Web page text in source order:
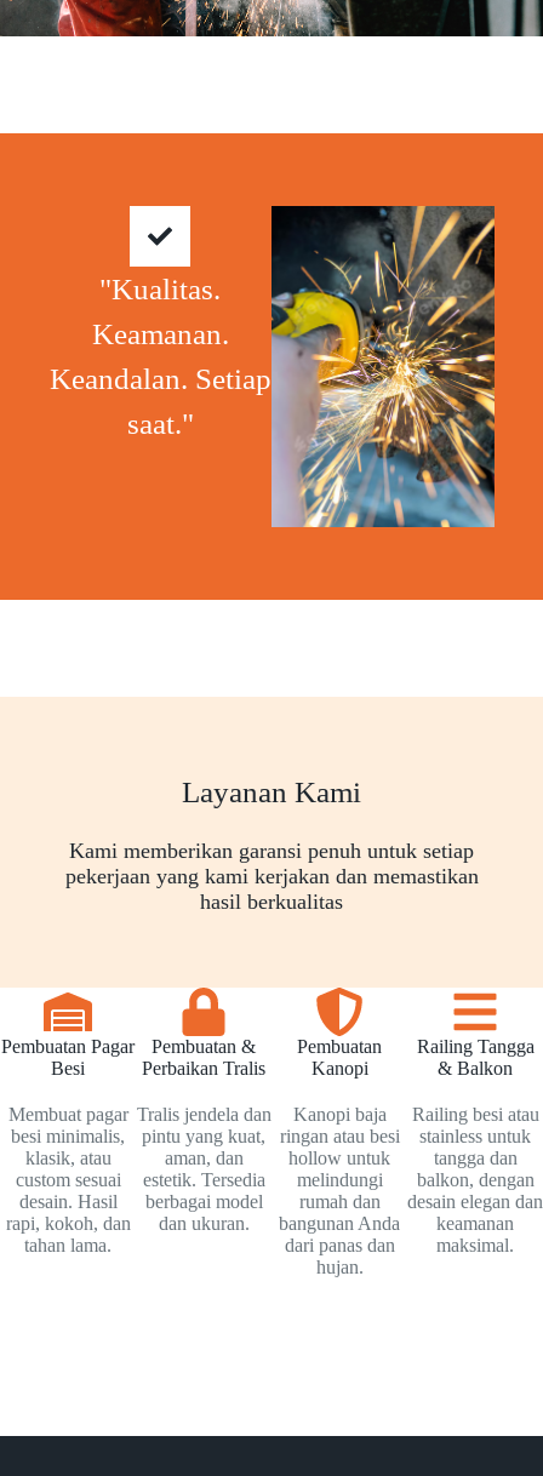
"Kualitas.
Keamanan.
Keandalan. Setiap
saat."
Layanan Kami
Kami memberikan garansi penuh untuk setiap
pekerjaan yang kami kerjakan dan memastikan
hasil berkualitas
Pembuatan Pagar
Besi
Membuat pagar
besi minimalis,
klasik, atau
custom sesuai
desain. Hasil
rapi, kokoh, dan
tahan lama.
Pembuatan &
Perbaikan Tralis
Tralis jendela dan
pintu yang kuat,
aman, dan
estetik. Tersedia
berbagai model
dan ukuran.
Pembuatan
Kanopi
Kanopi baja
ringan atau besi
hollow untuk
melindungi
rumah dan
bangunan Anda
dari panas dan
hujan.
Railing Tangga
& Balkon
Railing besi atau
stainless untuk
tangga dan
balkon, dengan
desain elegan dan
keamanan
maksimal.